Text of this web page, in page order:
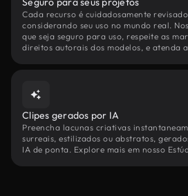
Cada recurso é cuidadosamente
considerando seu uso no mundo real.
que seja seguro para uso, respeite as
direitos autorais dos modelos, e atenda
Clipes gerados por IA
Preencha lacunas criativas
surreais, estilizados ou abstratos,
IA de ponta. Explore mais em nosso